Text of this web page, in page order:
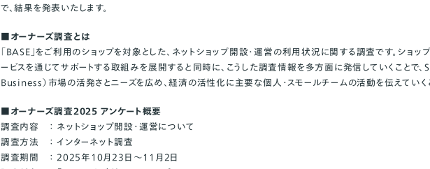
で、結果を発表いたします。
■オーナーズ調査とは
「BASE」をご利用のショップを対象とした、ネットショップ開設・運営の利用状況に関する調査です。ショッ
ービスを通じてサポートする取組みを展開すると同時に、こうした調査情報を多方面に発信していくこと
Business）市場の活発さとニーズを広め、経済の活性化に主要な個人・スモールチームの活動を伝えていく
■オーナーズ調査2025 アンケート概要
調査内容 ： ネットショップ開設・運営について
調査方法 ： インターネット調査
調査期間 ： 2025年10月23日〜11月2日